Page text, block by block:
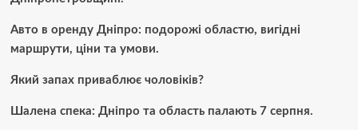
Авто в оренду Дніпро: подорожі областю, вигідні
маршрути, ціни та умови.
Який запах приваблює чоловіків?
Шалена спека: Дніпро та область палають 7 серпня.